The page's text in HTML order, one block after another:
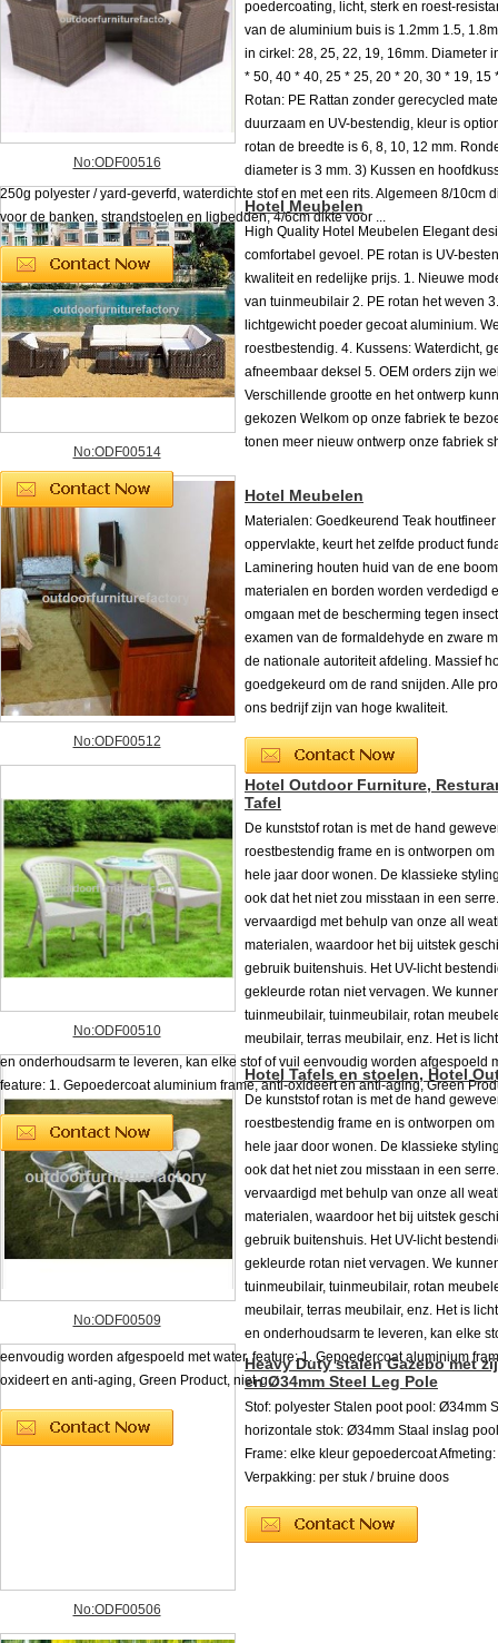
No:ODF00516
poedercoating, licht, sterk en roest-
van de aluminium buis is 1.2mm 1.5,
in cirkel: 28, 25, 22, 19, 16mm. Diameter
* 50, 40 * 40, 25 * 25, 20 * 20, 30 * 19, 15
Rotan: PE Rattan zonder gerecycled
duurzaam en UV-bestendig, kleur is
rotan de breedte is 6, 8, 10, 12 mm.
diameter is 3 mm. 3) Kussen en
250g polyester / yard-geverfd, waterdichte stof en met een rits. Algemeen 8/10cm
voor de banken, strandstoelen en ligbedden, 4/6cm dikte voor ...
No:ODF00514
Hotel Meubelen
High Quality Hotel Meubelen Elegant
comfortabel gevoel. PE rotan is UV-
kwaliteit en redelijke prijs. 1. Nieuwe
van tuinmeubilair 2. PE rotan het weven
lichtgewicht poeder gecoat aluminium.
roestbestendig. 4. Kussens: Waterdicht,
afneembaar deksel 5. OEM orders zijn
Verschillende grootte en het ontwerp
gekozen Welkom op onze fabriek te
tonen meer nieuw ontwerp onze fabriek
No:ODF00512
Hotel Meubelen
Materialen: Goedkeurend Teak
oppervlakte, keurt het zelfde product
Laminering houten huid van de ene
materialen en borden worden verdedigd
omgaan met de bescherming tegen
examen van de formaldehyde en zware
de nationale autoriteit afdeling. Massief
goedgekeurd om de rand snijden. Alle
ons bedrijf zijn van hoge kwaliteit.
No:ODF00510
Hotel Outdoor Furniture,
Tafel
De kunststof rotan is met de hand
roestbestendig frame en is ontworpen
hele jaar door wonen. De klassieke
ook dat het niet zou misstaan ​​in een
vervaardigd met behulp van onze all
materialen, waardoor het bij uitstek
gebruik buitenshuis. Het UV-licht
gekleurde rotan niet vervagen. We
tuinmeubilair, tuinmeubilair, rotan
meubilair, terras meubilair, enz. Het is
en onderhoudsarm te leveren, kan elke stof of vuil eenvoudig worden afgespoeld
feature: 1. Gepoedercoat aluminium frame, anti-oxideert en anti-aging, Green
No:ODF00509
Hotel Tafels en stoelen, Hotel
De kunststof rotan is met de hand
roestbestendig frame en is ontworpen
hele jaar door wonen. De klassieke
ook dat het niet zou misstaan ​​in een
vervaardigd met behulp van onze all
materialen, waardoor het bij uitstek
gebruik buitenshuis. Het UV-licht
gekleurde rotan niet vervagen. We
tuinmeubilair, tuinmeubilair, rotan
meubilair, terras meubilair, enz. Het is
en onderhoudsarm te leveren, kan elke
eenvoudig worden afgespoeld met water. feature: 1. Gepoedercoat aluminium
oxideert en anti-aging, Green Product, niet-g...
No:ODF00506
Heavy Duty stalen Gazebo met
en Ø34mm Steel Leg Pole
Stof: polyester Stalen poot pool: Ø34mm
horizontale stok: Ø34mm Staal inslag
Frame: elke kleur gepoedercoat
Verpakking: per stuk / bruine doos